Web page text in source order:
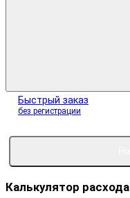
Быстрый заказ
без регистрации
Калькулятор расхода